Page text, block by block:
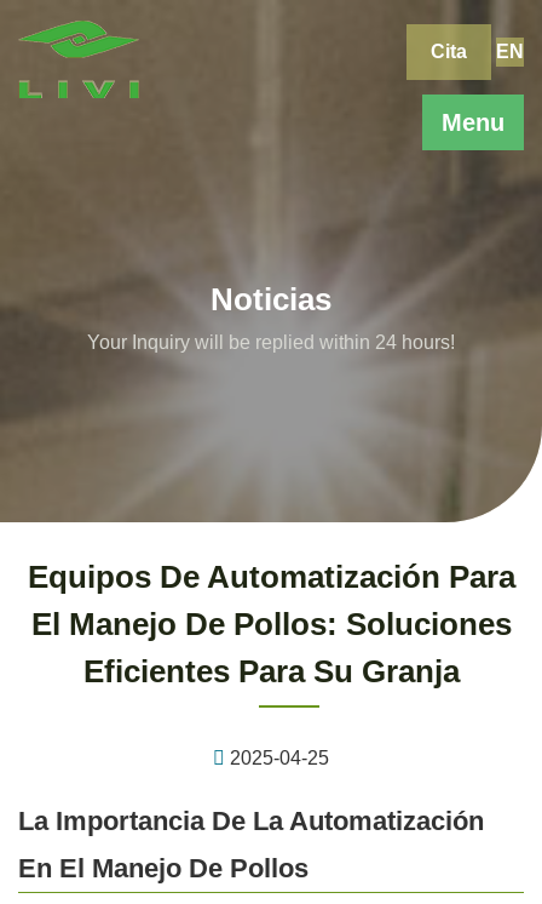
Menu
Cita EN
Noticias
Your Inquiry will be replied within 24 hours!
Equipos De Automatización Para
El Manejo De Pollos: Soluciones
Eficientes Para Su Granja
2025-04-25
La Importancia De La Automatización
En El Manejo De Pollos